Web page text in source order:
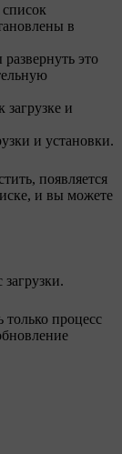
в
это
загрузке и
и установки.
появляется
и вы можете
процесс